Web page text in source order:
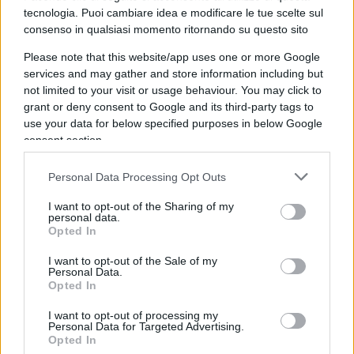
tecnologia. Puoi cambiare idea e modificare le tue scelte sul
consenso in qualsiasi momento ritornando su questo sito
Please note that this website/app uses one or more Google
services and may gather and store information including but
not limited to your visit or usage behaviour. You may click to
grant or deny consent to Google and its third-party tags to
use your data for below specified purposes in below Google
consent section.
Personal Data Processing Opt Outs
I want to opt-out of the Sharing of my
personal data.
Opted In
I want to opt-out of the Sale of my
Personal Data.
Opted In
I want to opt-out of processing my
Personal Data for Targeted Advertising.
Opted In
Putin: "Proteggeremo il
Donbass"
Nel suo discorso,Putinha assicurato che
Mosca continuerà a combattere in Ucraina:
“Oggi la civiltà è di nuovo a una svolta decisiva
– ha detto – Ancora una volta è stata scatenata
abbiamo respinto il terrorismo internazionale,
proteggeremo anche gli abitanti del
Donbass
e garantiremo la nostra sicurezza”.
3 anni fa
Putin: "Ucraina ostaggio